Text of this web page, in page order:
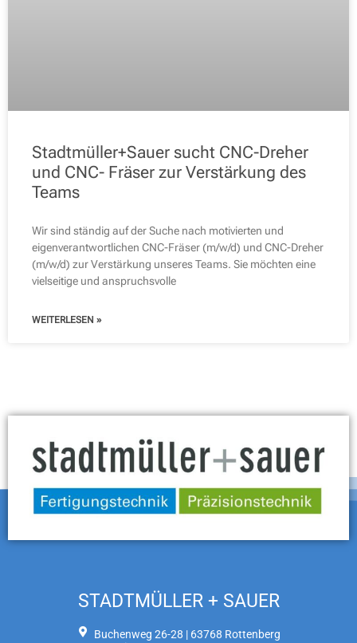
Stadtmüller+Sauer sucht CNC-Dreher
und CNC- Fräser zur Verstärkung des
Teams
Wir sind ständig auf der Suche nach motivierten und
eigenverantwortlichen CNC-Fräser (m/w/d) und CNC-Dreher
(m/w/d) zur Verstärkung unseres Teams. Sie möchten eine
vielseitige und anspruchsvolle
WEITERLESEN »
STADTMÜLLER + SAUER
Buchenweg 26-28 | 63768 Rottenberg